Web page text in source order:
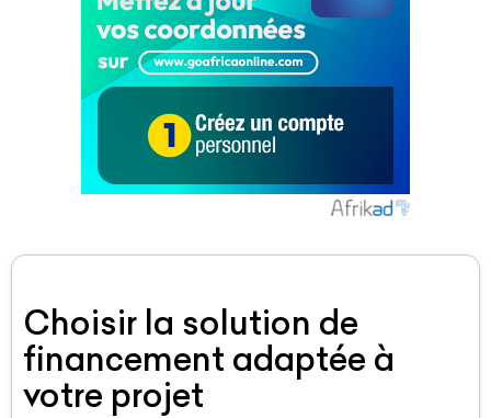
Choisir la solution de
financement adaptée à
votre projet